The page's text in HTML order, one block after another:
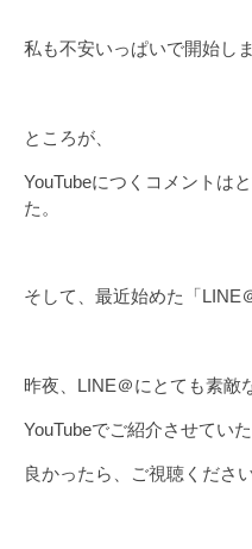
私も不安いっぱいで開始しま
ところが、
YouTubeにつくコメントは
た。
そして、最近始めた「LINE
昨夜、LINE＠にとても素敵
YouTubeでご紹介させてい
良かったら、ご視聴ください